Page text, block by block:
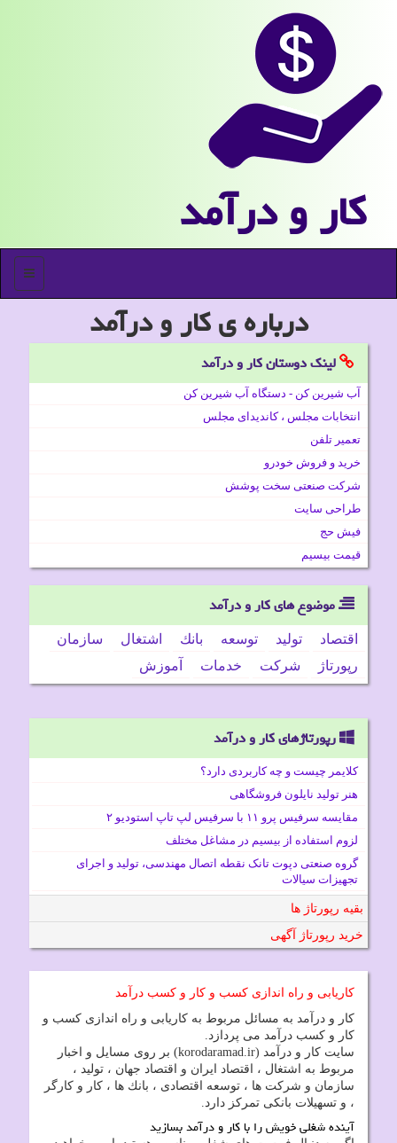
كار و درآمد
منو
درباره ی کار و درآمد
لینک دوستان كار و درآمد
آب شیرین کن - دستگاه آب شیرین کن
انتخابات مجلس ، کاندیدای مجلس
تعمیر تلفن
خرید و فروش خودرو
شرکت صنعتی سخت پوشش
طراحی سایت
فیش حج
قیمت بیسیم
موضوع های كار و درآمد
اقتصاد تولید توسعه بانك اشتغال
سازمان
رپورتاژ
شركت خدمات آموزش
رپورتاژهای کار و درآمد
کلایمر چیست و چه کاربردی دارد؟
هنر تولید نایلون فروشگاهی
مقایسه سرفیس پرو ۱۱ با سرفیس لپ تاپ استودیو ۲
لزوم استفاده از بیسیم در مشاغل مختلف
گروه صنعتی دپوت تانک نقطه اتصال مهندسی، تولید و اجرای
تجهیزات سیالات
بقیه رپورتاژ ها
خرید رپورتاژ آگهی
کاریابی و راه اندازی کسب و کار و کسب درآمد
كار و درآمد به مسائل مربوط به كاریابی و راه اندازی كسب و
كار و كسب درآمد می پردازد.
سایت كار و درآمد (korodaramad.ir) بر روی مسایل و اخبار
مربوط به اشتغال ، اقتصاد ایران و اقتصاد جهان ، تولید ،
سازمان و شركت ها ، توسعه اقتصادی ، بانك ها ، كار و كارگر
، و تسهیلات بانكی تمركز دارد.
آینده شغلی خویش را با کار و درآمد بسازید